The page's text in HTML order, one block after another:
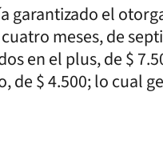
garantizado el
meses, de
en el plus, de $
de $ 4.500; lo cual